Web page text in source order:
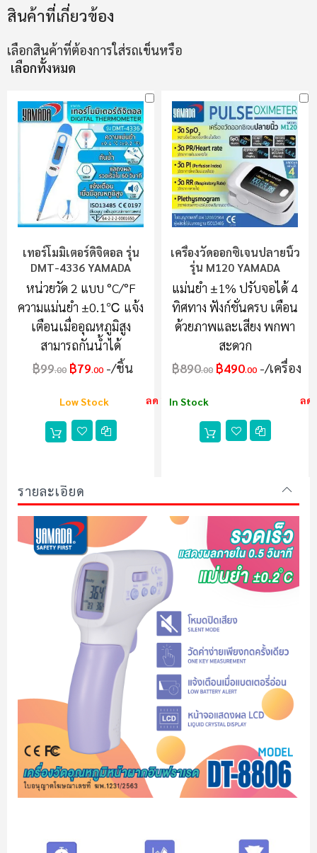
สินค้าที่เกี่ยวข้อง
เลือกสินค้าที่ต้องการใส่รถเข็นหรือ
เลือกทั้งหมด
เทอร์โมมิเตอร์ดิจิตอล รุ่น
DMT-4336 YAMADA
หน่วยวัด 2 แบบ °C/°F
ความแม่นยำ ±0.1℃ แจ้ง
เตือนเมื่ออุณหภูมิสูง
สามารถกันน้ำได้
฿99.00 ฿79.00 /ชิ้น
Low Stock ลด 20%
เครื่องวัดออกซิเจนปลายนิ้ว
รุ่น M120 YAMADA
แม่นยำ ±1% ปรับจอได้ 4
ทิศทาง ฟังก์ชั่นครบ เตือน
ด้วยภาพและเสียง พกพา
สะดวก
฿890.00 ฿490.00 /เครื่อง
In Stock ลด
รายละเอียด